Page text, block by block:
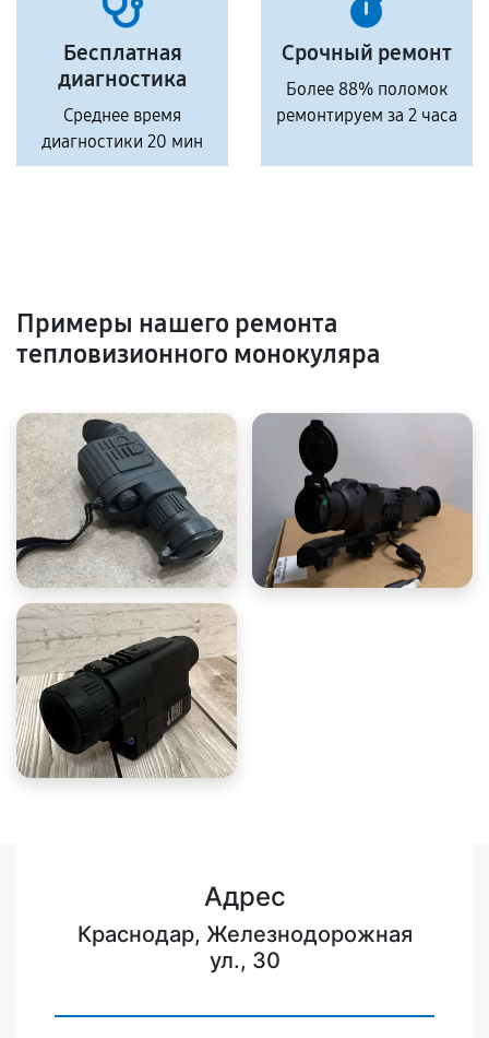
Бесплатная
диагностика
Среднее время
диагностики 20 мин
Срочный ремонт
Более 88% поломок
ремонтируем за 2 часа
Примеры нашего ремонта
тепловизионного монокуляра
Адрес
Краснодар, Железнодорожная
ул., 30